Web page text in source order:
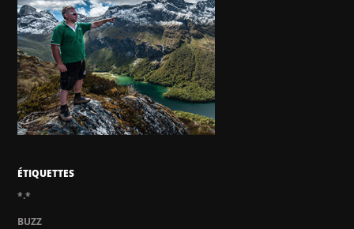
ÉTIQUETTES
*.*
BUZZ